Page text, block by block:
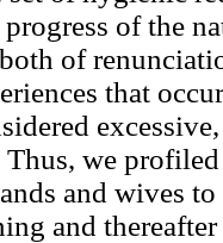
of the
of
that
we
and wives
and